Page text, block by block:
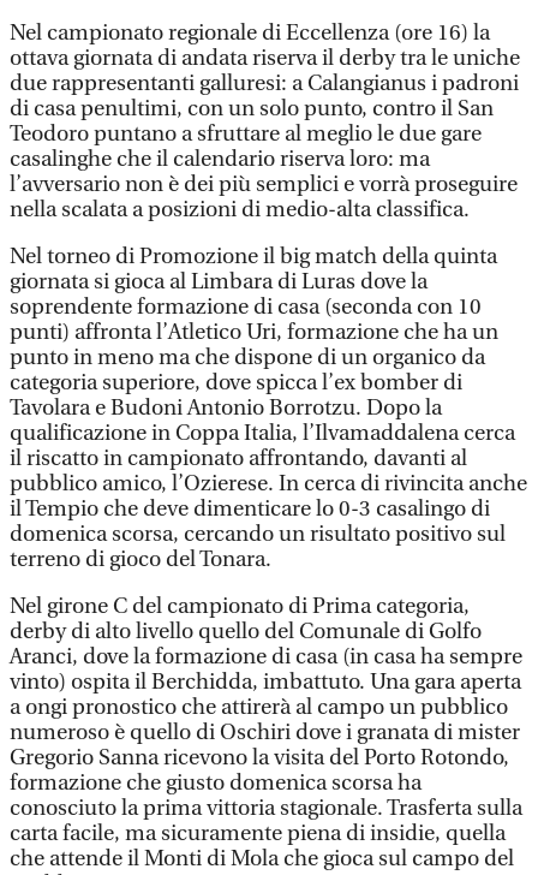
Nel campionato regionale di Eccellenza (ore 16) la
ottava giornata di andata riserva il derby tra le uniche
due rappresentanti galluresi: a Calangianus i padroni
di casa penultimi, con un solo punto, contro il San
Teodoro puntano a sfruttare al meglio le due gare
casalinghe che il calendario riserva loro: ma
l’avversario non è dei più semplici e vorrà proseguire
nella scalata a posizioni di medio-alta classifica.
Nel torneo di Promozione il big match della quinta
giornata si gioca al Limbara di Luras dove la
soprendente formazione di casa (seconda con 10
punti) affronta l’Atletico Uri, formazione che ha un
punto in meno ma che dispone di un organico da
categoria superiore, dove spicca l’ex bomber di
Tavolara e Budoni Antonio Borrotzu. Dopo la
qualificazione in Coppa Italia, l’Ilvamaddalena cerca
il riscatto in campionato affrontando, davanti al
pubblico amico, l’Ozierese. In cerca di rivincita anche
il Tempio che deve dimenticare lo 0-3 casalingo di
domenica scorsa, cercando un risultato positivo sul
terreno di gioco del Tonara.
Nel girone C del campionato di Prima categoria,
derby di alto livello quello del Comunale di Golfo
Aranci, dove la formazione di casa (in casa ha sempre
vinto) ospita il Berchidda, imbattuto. Una gara aperta
a ongi pronostico che attirerà al campo un pubblico
numeroso è quello di Oschiri dove i granata di mister
Gregorio Sanna ricevono la visita del Porto Rotondo,
formazione che giusto domenica scorsa ha
conosciuto la prima vittoria stagionale. Trasferta sulla
carta facile, ma sicuramente piena di insidie, quella
che attende il Monti di Mola che gioca sul campo del